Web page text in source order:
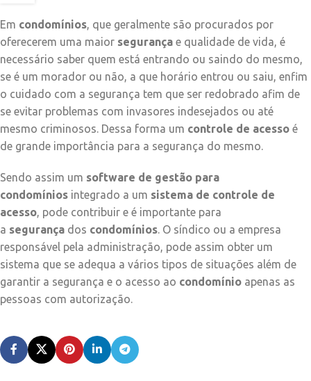
Em condomínios, que geralmente são procurados por
oferecerem uma maior segurança e qualidade de vida, é
necessário saber quem está entrando ou saindo do mesmo,
se é um morador ou não, a que horário entrou ou saiu, enfim
o cuidado com a segurança tem que ser redobrado afim de
se evitar problemas com invasores indesejados ou até
mesmo criminosos. Dessa forma um controle de acesso é
de grande importância para a segurança do mesmo.
Sendo assim um software de gestão para
condomínios integrado a um sistema de controle de
acesso, pode contribuir e é importante para
a segurança dos condomínios. O síndico ou a empresa
responsável pela administração, pode assim obter um
sistema que se adequa a vários tipos de situações além de
garantir a segurança e o acesso ao condomínio apenas as
pessoas com autorização.